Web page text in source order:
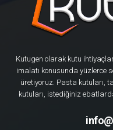
Kutugen olarak kutu
imalatı konusunda yüzlerce
üretiyoruz. Pasta kutuları,
kutuları, istediğiniz